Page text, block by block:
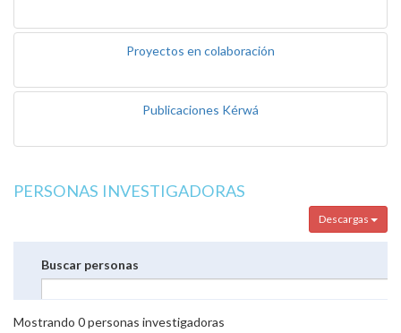
Proyectos en colaboración
Publicaciones Kérwá
PERSONAS INVESTIGADORAS
Descargas
Buscar personas
Mostrando 0personas investigadoras